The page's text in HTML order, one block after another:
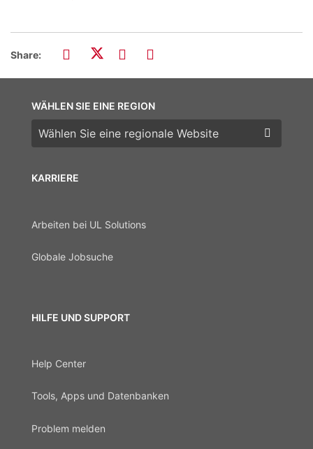
Share:
KARRIERE
Arbeiten bei UL Solutions
Globale Jobsuche
HILFE UND SUPPORT
Help Center
Tools, Apps und Datenbanken
Problem melden
WÄHLEN SIE EINE REGION
Wählen Sie eine Region